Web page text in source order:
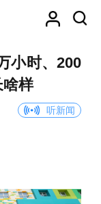
小时、200
样
听新闻